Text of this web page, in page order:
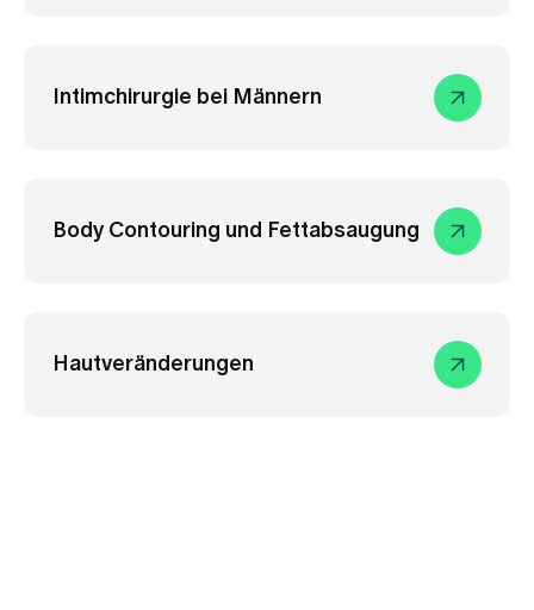
Intimchirurgie bei Männern
Body Contouring und Fettabsaugung
Hautveränderungen